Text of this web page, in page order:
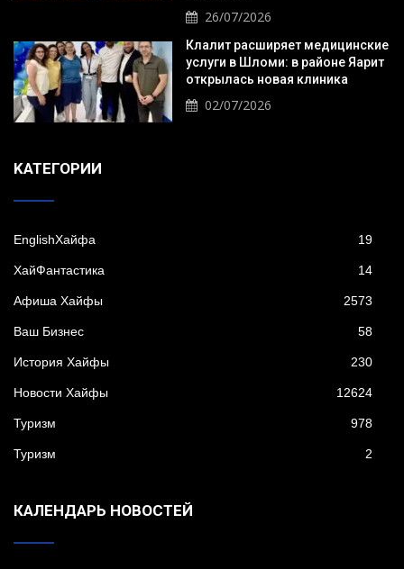
26/07/2026
Клалит расширяет медицинские
услуги в Шломи: в районе Яарит
открылась новая клиника
02/07/2026
KАТЕГОРИИ
EnglishХайфа 19
XайФантастика 14
Афиша Хайфы 2573
Ваш Бизнес 58
История Хайфы 230
Новости Хайфы 12624
Туризм 978
Туризм 2
КАЛЕНДАРЬ НОВОСТЕЙ